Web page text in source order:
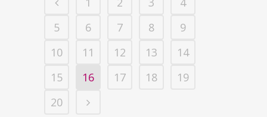
5
6 7 8
9
10
11 12 13
14
15
16 17 18
19
20